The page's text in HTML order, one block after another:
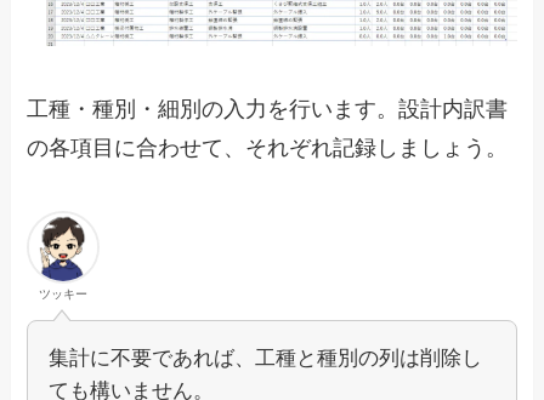
工種・種別・細別の入力を行います。設計内訳書
の各項目に合わせて、それぞれ記録しましょう。
ツッキー
集計に不要であれば、工種と種別の列は削除し
ても構いません。